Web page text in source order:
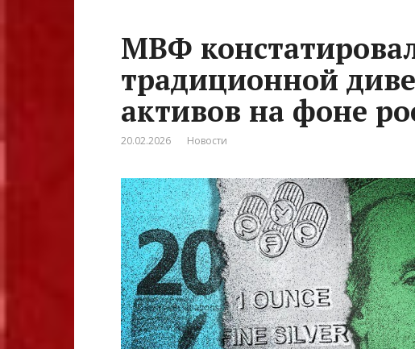
МВФ
традиционной
активов на фоне
20.02.2026 Новости